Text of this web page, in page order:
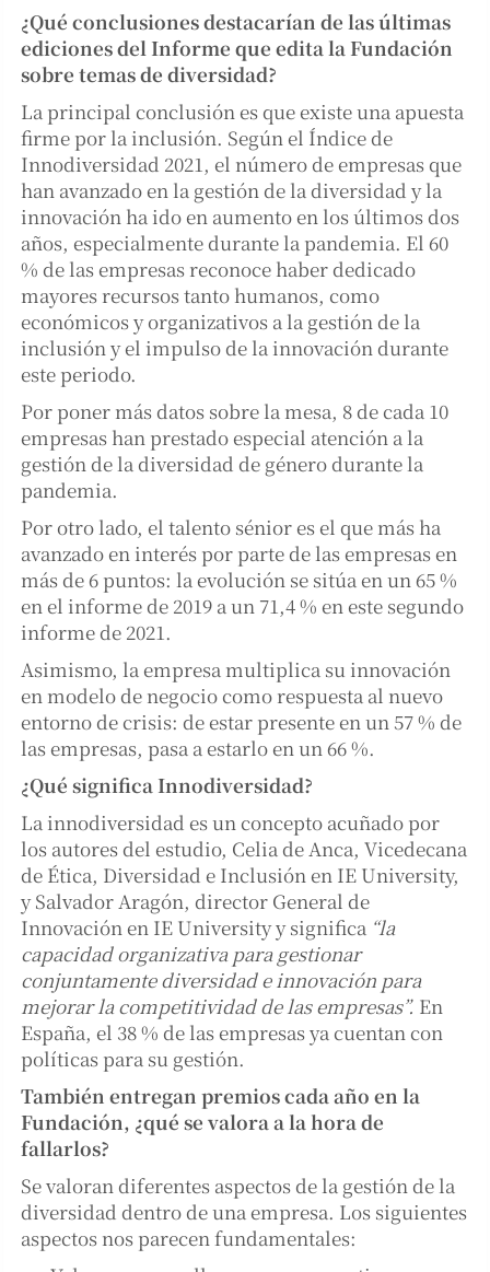
¿Qué conclusiones destacarían de las últimas
ediciones del Informe que edita la Fundación
sobre temas de diversidad?
La principal conclusión es que existe una apuesta
firme por la inclusión. Según el Índice de
Innodiversidad 2021, el número de empresas que
han avanzado en la gestión de la diversidad y la
innovación ha ido en aumento en los últimos dos
años, especialmente durante la pandemia. El 60
% de las empresas reconoce haber dedicado
mayores recursos tanto humanos, como
económicos y organizativos a la gestión de la
inclusión y el impulso de la innovación durante
este periodo.
Por poner más datos sobre la mesa, 8 de cada 10
empresas han prestado especial atención a la
gestión de la diversidad de género durante la
pandemia.
Por otro lado, el talento sénior es el que más ha
avanzado en interés por parte de las empresas en
más de 6 puntos: la evolución se sitúa en un 65 %
en el informe de 2019 a un 71,4 % en este segundo
informe de 2021.
Asimismo, la empresa multiplica su innovación
en modelo de negocio como respuesta al nuevo
entorno de crisis: de estar presente en un 57 % de
las empresas, pasa a estarlo en un 66 %.
¿Qué significa Innodiversidad?
La innodiversidad es un concepto acuñado por
los autores del estudio, Celia de Anca, Vicedecana
de Ética, Diversidad e Inclusión en IE University,
y Salvador Aragón, director General de
Innovación en IE University y significa “la
capacidad organizativa para gestionar
conjuntamente diversidad e innovación para
mejorar la competitividad de las empresas”. En
España, el 38 % de las empresas ya cuentan con
políticas para su gestión.
También entregan premios cada año en la
Fundación, ¿qué se valora a la hora de
fallarlos?
Se valoran diferentes aspectos de la gestión de la
diversidad dentro de una empresa. Los siguientes
aspectos nos parecen fundamentales: